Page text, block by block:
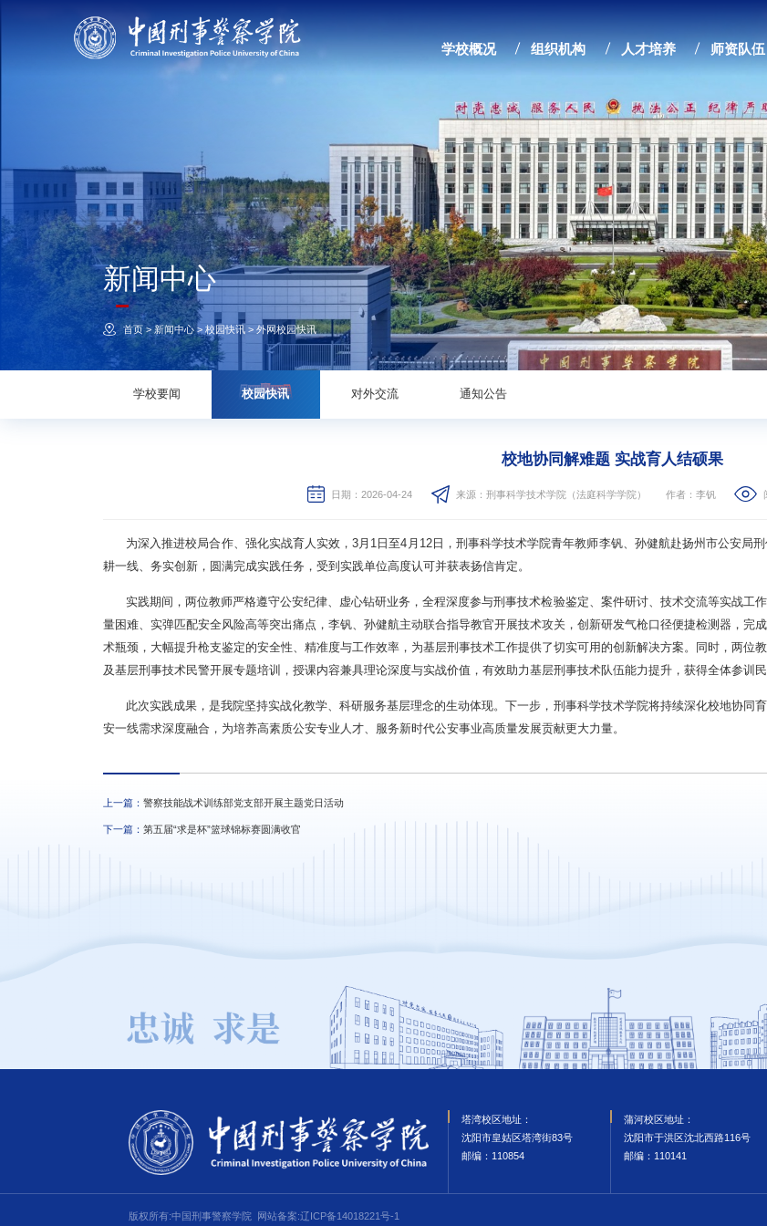
学校概况 组织机构 人才培养 师资队伍
新闻中心
首页>新闻中心>校园快讯 >外网校园快讯
学校要闻 校园快讯 对外交流 通知公告
校地协同解难题 实战育人结硕果
日期：2026-04-24 来源：刑事科学技术学院（法庭科学学院） 作者：李钒
为深入推进校局合作、强化实战育人实效，3月1日至4月12日，刑事科学技术学院青年教师李钒、孙健航赴扬州市公安局
耕一线、务实创新，圆满完成实践任务，受到实践单位高度认可并获表扬信肯定。
实践期间，两位教师严格遵守公安纪律、虚心钻研业务，全程深度参与刑事技术检验鉴定、案件研讨、技术交流等实战工
量困难、实弹匹配安全风险高等突出痛点，李钒、孙健航主动联合指导教官开展技术攻关，创新研发气枪口径便捷检测器，完
术瓶颈，大幅提升枪支鉴定的安全性、精准度与工作效率，为基层刑事技术工作提供了切实可用的创新解决方案。同时，两位
及基层刑事技术民警开展专题培训，授课内容兼具理论深度与实战价值，有效助力基层刑事技术队伍能力提升，获得全体参训民
此次实践成果，是我院坚持实战化教学、科研服务基层理念的生动体现。下一步，刑事科学技术学院将持续深化校地协同
安一线需求深度融合，为培养高素质公安专业人才、服务新时代公安事业高质量发展贡献更大力量。
上一篇： 警察技能战术训练部党支部开展主题党日活动
下一篇： 第五届“求是杯”篮球锦标赛圆满收官
塔湾校区地址：
沈阳市皇姑区塔湾街83号
邮编‌：110854
蒲河校区地址：
沈阳市于洪区沈北西路116号
邮编‌：110141
版权所有:中国刑事警察学院 网站备案:辽ICP备14018221号-1